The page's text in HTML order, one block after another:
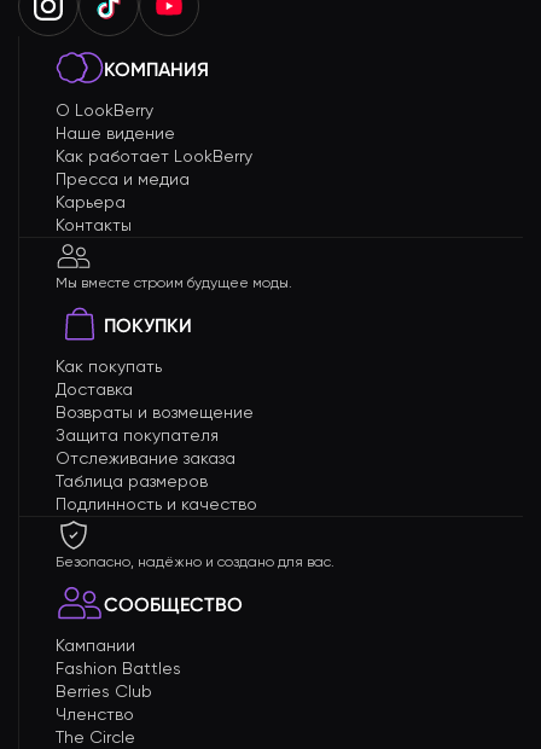
КОМПАНИЯ
О LookBerry
Наше видение
Как работает LookBerry
Пресса и медиа
Карьера
Контакты
Мы вместе строим будущее моды.
ПОКУПКИ
Как покупать
Доставка
Возвраты и возмещение
Защита покупателя
Отслеживание заказа
Таблица размеров
Подлинность и качество
Безопасно, надёжно и создано для вас.
СООБЩЕСТВО
Кампании
Fashion Battles
Berries Club
Членство
The Circle